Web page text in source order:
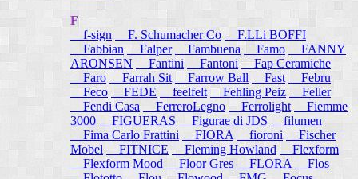
F
f-sign
F. Schumacher Co
F.LLi BOFFI
Fabbian
Falper Fambuena Famo
FANNY
ARONSEN
Fantini Fantoni
Fap Ceramiche
Faro
Farrah Sit Farrow Ball Fast
Febru
Feco
FEDE feelfelt Fehling Peiz
Feller
Fendi Casa
FerreroLegno Ferrolight
Fiemme
3000
FIGUERAS Figurae di JDS
filumen
Fima Carlo Frattini
FIORA fioroni
Fischer
Mobel
FITNICE Fleming Howland
Flexform
Flexform Mood
Floor Gres FLORA
Flos